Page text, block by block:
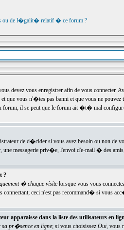
ou de l�galit� relatif � ce forum ?
devez vous enregistrer afin de vous
vous n'�tes pas banni et que vous ne
forum; il se peut que le forum ait �t� mal
de d�cider si vous avez besoin ou non de
messagerie priv�e, l'envoi d'e-mail � des
?
� chaque visitelorsque vous vous
connectant; ceci n'est pas recommand� si
apparaisse dans la liste des utilisateurs en
sa pr�sence en ligne; si vous choisissez Oui, vous